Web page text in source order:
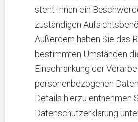
steht Ihnen ein
zuständigen
Außerdem haben Sie das
bestimmten Umständen
Einschränkung der
personenbezogenen
Details hierzu entnehmen
Datenschutzerklärung